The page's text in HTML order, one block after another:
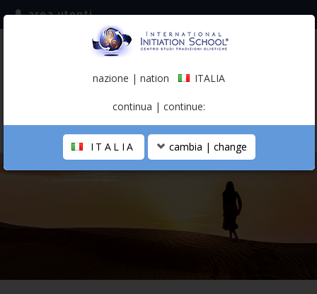
iscriviti alla mailing list
(italiano)
area utenti
LA SCUOLA
nazione | nation ITALIA
continua | continue:
ITALIA cambia | change